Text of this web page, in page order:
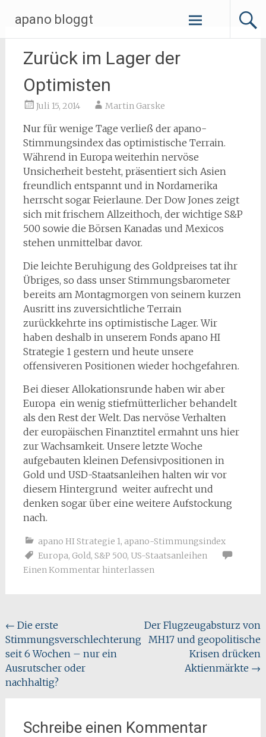
Inhalt
springen
apano bloggt
Zurück im Lager der
Optimisten
Juli 15, 2014 Martin Garske
Nur für wenige Tage verließ der apano-
Stimmungsindex das optimistische Terrain.
Während in Europa weiterhin nervöse
Unsicherheit besteht, präsentiert sich Asien
freundlich entspannt und in Nordamerika
herrscht sogar Feierlaune. Der Dow Jones zeigt
sich mit frischem Allzeithoch, der wichtige S&P
500 sowie die Börsen Kanadas und Mexicos
stehen unmittelbar davor.
Die leichte Beruhigung des Goldpreises tat ihr
Übriges, so dass unser Stimmungsbarometer
bereits am Montagmorgen von seinem kurzen
Ausritt ins zuversichtliche Terrain
zurückkehrte ins optimistische Lager. Wir
haben deshalb in unserem Fonds apano HI
Strategie 1 gestern und heute unsere
offensiveren Positionen wieder hochgefahren.
Bei dieser Allokationsrunde haben wir aber
Europa ein wenig stiefmütterlicher behandelt
als den Rest der Welt. Das nervöse Verhalten
der europäischen Finanztitel ermahnt uns hier
zur Wachsamkeit. Unsere letzte Woche
aufgebauten kleinen Defensivpositionen in
Gold und USD-Staatsanleihen halten wir vor
diesem Hintergrund weiter aufrecht und
denken sogar über eine weitere Aufstockung
nach.
apano HI Strategie 1, apano-Stimmungsindex
Europa, Gold, S&P 500, US-Staatsanleihen
Einen Kommentar hinterlassen
Beitragsnavigation
← Die erste
Stimmungsverschlechterung
seit 6 Wochen – nur ein
Ausrutscher oder
nachhaltig?
Der Flugzeugabsturz von
MH17 und geopolitische
Krisen drücken
Aktienmärkte →
Schreibe einen Kommentar